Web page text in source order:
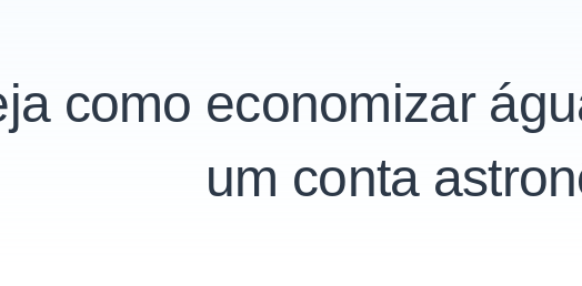
como economizar
um conta